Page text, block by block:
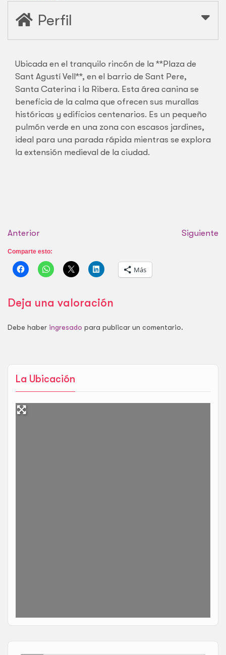
La Ubicación
Perfil
Ubicada en el tranquilo rincón de la **Plaza de
Sant Agustí Vell**, en el barrio de Sant Pere,
Santa Caterina i la Ribera. Esta área canina se
beneficia de la calma que ofrecen sus murallas
históricas y edificios centenarios. Es un pequeño
pulmón verde en una zona con escasos jardines,
ideal para una parada rápida mientras se explora
la extensión medieval de la ciudad.
Anterior Siguiente
Comparte esto:
Más
Deja una valoración
Debe haber ingresado para publicar un comentario.